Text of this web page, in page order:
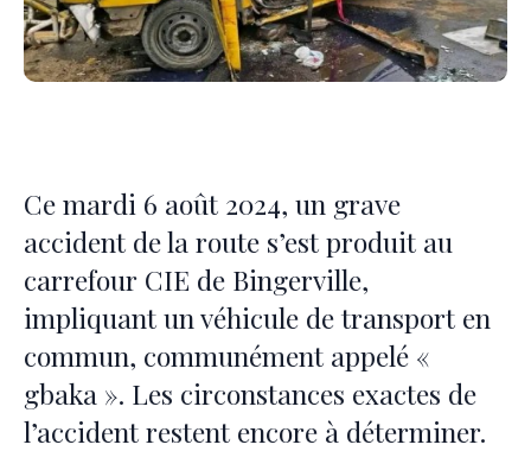
Ce mardi 6 août 2024, un grave
accident de la route s’est produit au
carrefour CIE de Bingerville,
impliquant un véhicule de transport en
commun, communément appelé «
gbaka ». Les circonstances exactes de
l’accident restent encore à déterminer.